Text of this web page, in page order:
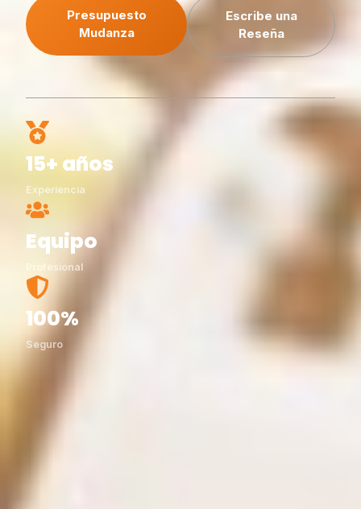
Presupuesto
Mudanza
Escribe una
Reseña
15+ años
Experiencia
Equipo
Profesional
100%
Seguro